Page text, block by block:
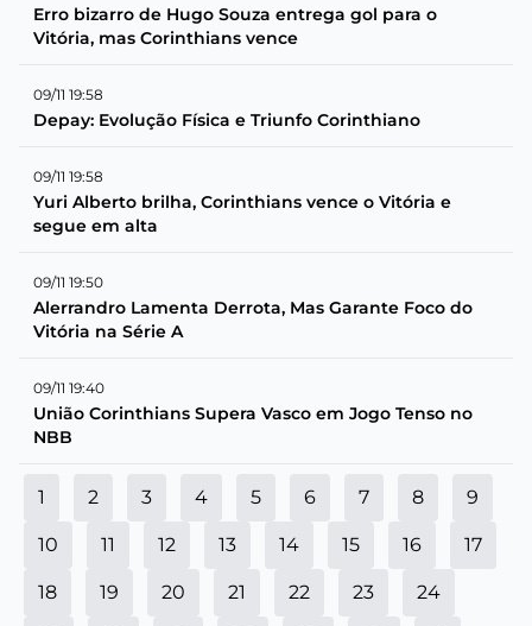
Erro bizarro de Hugo Souza entrega gol para o
Vitória, mas Corinthians vence
09/11 19:58
Depay: Evolução Física e Triunfo Corinthiano
09/11 19:58
Yuri Alberto brilha, Corinthians vence o Vitória e
segue em alta
09/11 19:50
Alerrandro Lamenta Derrota, Mas Garante Foco do
Vitória na Série A
09/11 19:40
União Corinthians Supera Vasco em Jogo Tenso no
NBB
1 2 3 4 5 6 7 8 9
10 11 12 13 14 15 16 17
18 19 20 21 22 23 24